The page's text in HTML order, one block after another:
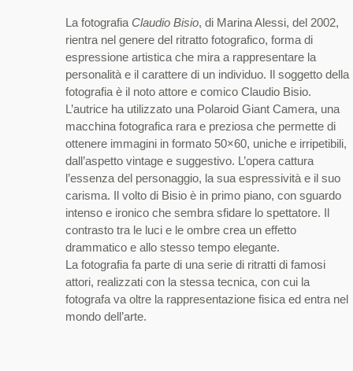
La fotografia Claudio Bisio, di Marina Alessi, del 2002,
rientra nel genere del ritratto fotografico, forma di
espressione artistica che mira a rappresentare la
personalità e il carattere di un individuo. Il soggetto della
fotografia è il noto attore e comico Claudio Bisio.
L’autrice ha utilizzato una Polaroid Giant Camera, una
macchina fotografica rara e preziosa che permette di
ottenere immagini in formato 50×60, uniche e irripetibili,
dall’aspetto vintage e suggestivo. L’opera cattura
l’essenza del personaggio, la sua espressività e il suo
carisma. Il volto di Bisio è in primo piano, con sguardo
intenso e ironico che sembra sfidare lo spettatore. Il
contrasto tra le luci e le ombre crea un effetto
drammatico e allo stesso tempo elegante.
La fotografia fa parte di una serie di ritratti di famosi
attori, realizzati con la stessa tecnica, con cui la
fotografa va oltre la rappresentazione fisica ed entra nel
mondo dell’arte.